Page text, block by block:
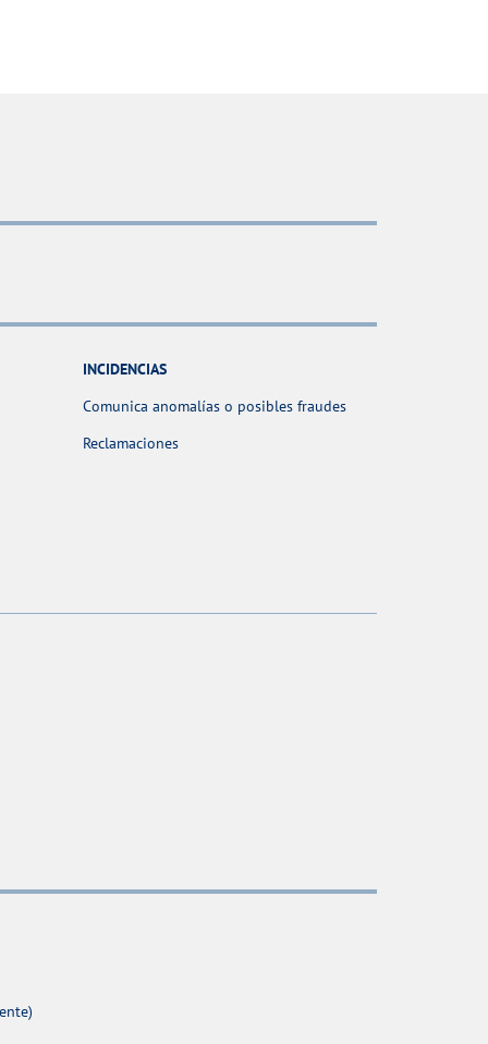
INCIDENCIAS
Comunica anomalías o posibles fraudes
Reclamaciones